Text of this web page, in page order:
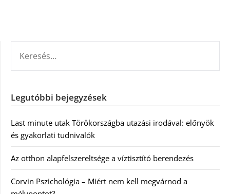
Legutóbbi bejegyzések
Last minute utak Törökországba utazási irodával: előnyök
és gyakorlati tudnivalók
Az otthon alapfelszereltsége a víztisztító berendezés
Corvin Pszichológia – Miért nem kell megvárnod a